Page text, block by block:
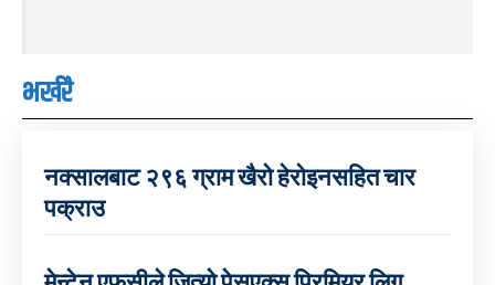
भर्खरै
नक्सालबाट २९६ ग्राम खैरो हेरोइनसहित चार
पक्राउ